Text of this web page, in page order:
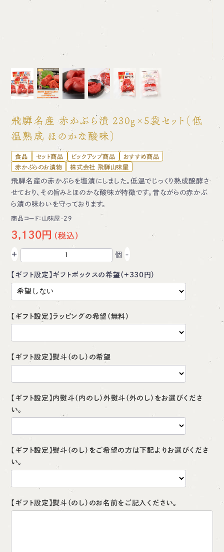
飛騨名産 赤かぶら漬 230g×5袋セット（低
温熟成 ほのかな酸味）
食品 セット商品 ピックアップ商品
おすすめ商品
赤かぶらのお漬物
株式会社 飛騨山味屋
飛騨名産の赤かぶらを塩漬にしました。低温でじっくり熟成醗酵さ
せており、その旨みとほのかな酸味が特徴です。昔ながらの赤かぶ
ら漬の味わいを守っております。
商品コード： 山味屋-29
3,130円
+ 個 -
【ギフト設定】ギフトボックスの希望（+330円）
【ギフト設定】ラッピングの希望（無料）
【ギフト設定】熨斗（のし）の希望
【ギフト設定】内熨斗（内のし）外熨斗（外のし）をお選びくださ
い。
【ギフト設定】熨斗（のし）をご希望の方は下記よりお選びくださ
い。
【ギフト設定】熨斗（のし）のお名前をご記入ください。